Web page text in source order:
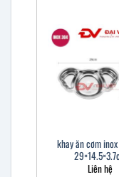
khay ăn cơm
Liên hệ